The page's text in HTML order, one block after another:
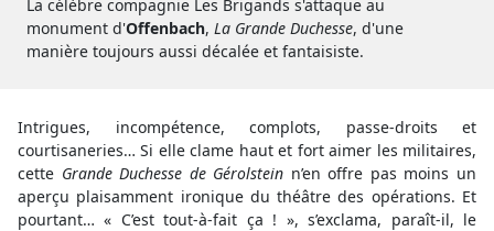
La célèbre compagnie Les Brigands s'attaque au
monument d'Offenbach, La Grande Duchesse, d'une
manière toujours aussi décalée et fantaisiste.
Intrigues, incompétence, complots, passe-droits et
courtisaneries… Si elle clame haut et fort aimer les militaires,
cette Grande Duchesse de Gérolstein n’en offre pas moins un
aperçu plaisamment ironique du théâtre des opérations. Et
pourtant… « C’est tout-à-fait ça ! », s’exclama, paraît-il, le